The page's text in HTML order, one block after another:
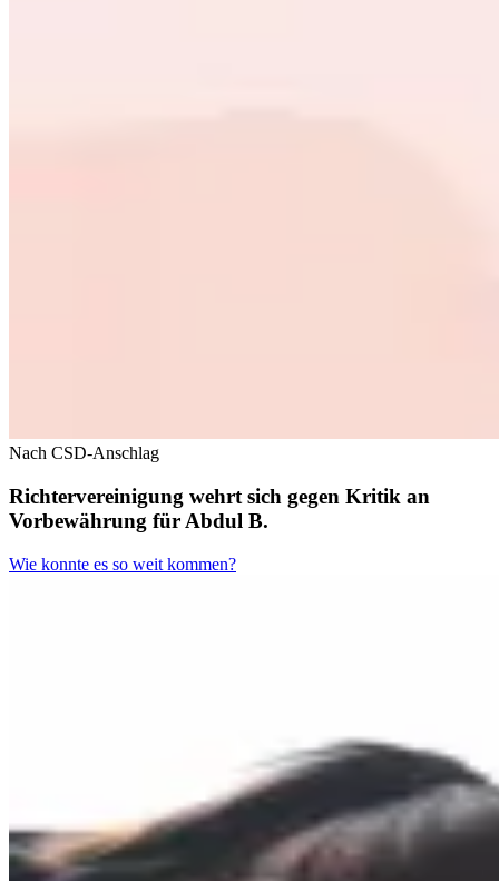
Nach CSD-Anschlag
Richtervereinigung wehrt sich gegen Kritik an
Vorbewährung für Abdul B.
Wie konnte es so weit kommen?